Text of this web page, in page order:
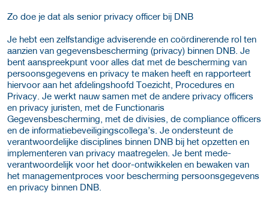
Zo doe je dat als senior privacy officer bij DNB
Je hebt een zelfstandige adviserende en coördinerende rol ten
aanzien van gegevensbescherming (privacy) binnen DNB. Je
bent aanspreekpunt voor alles dat met de bescherming van
persoonsgegevens en privacy te maken heeft en rapporteert
hiervoor aan het afdelingshoofd Toezicht, Procedures en
Privacy. Je werkt nauw samen met de andere privacy officers
en privacy juristen, met de Functionaris
Gegevensbescherming, met de divisies, de compliance officers
en de informatiebeveiligingscollega’s. Je ondersteunt de
verantwoordelijke disciplines binnen DNB bij het opzetten en
implementeren van privacy maatregelen. Je bent mede-
verantwoordelijk voor het door-ontwikkelen en bewaken van
het managementproces voor bescherming persoonsgegevens
en privacy binnen DNB.